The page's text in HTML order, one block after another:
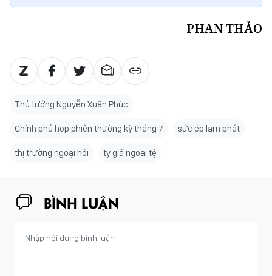
PHAN THẢO
Thủ tướng Nguyễn Xuân Phúc
Chính phủ họp phiên thường kỳ tháng 7 sức ép lạm phát
thị trường ngoại hối tỷ giá ngoại tệ
BÌNH LUẬN